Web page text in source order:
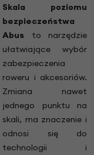
Skala poziomu
bezpieczeństwa
Abus to narzędzie
ułatwiające wybór
zabezpieczenia
roweru i akcesoriów.
Zmiana nawet
jednego punktu na
skali, ma znaczenie i
odnosi się do
technologii i